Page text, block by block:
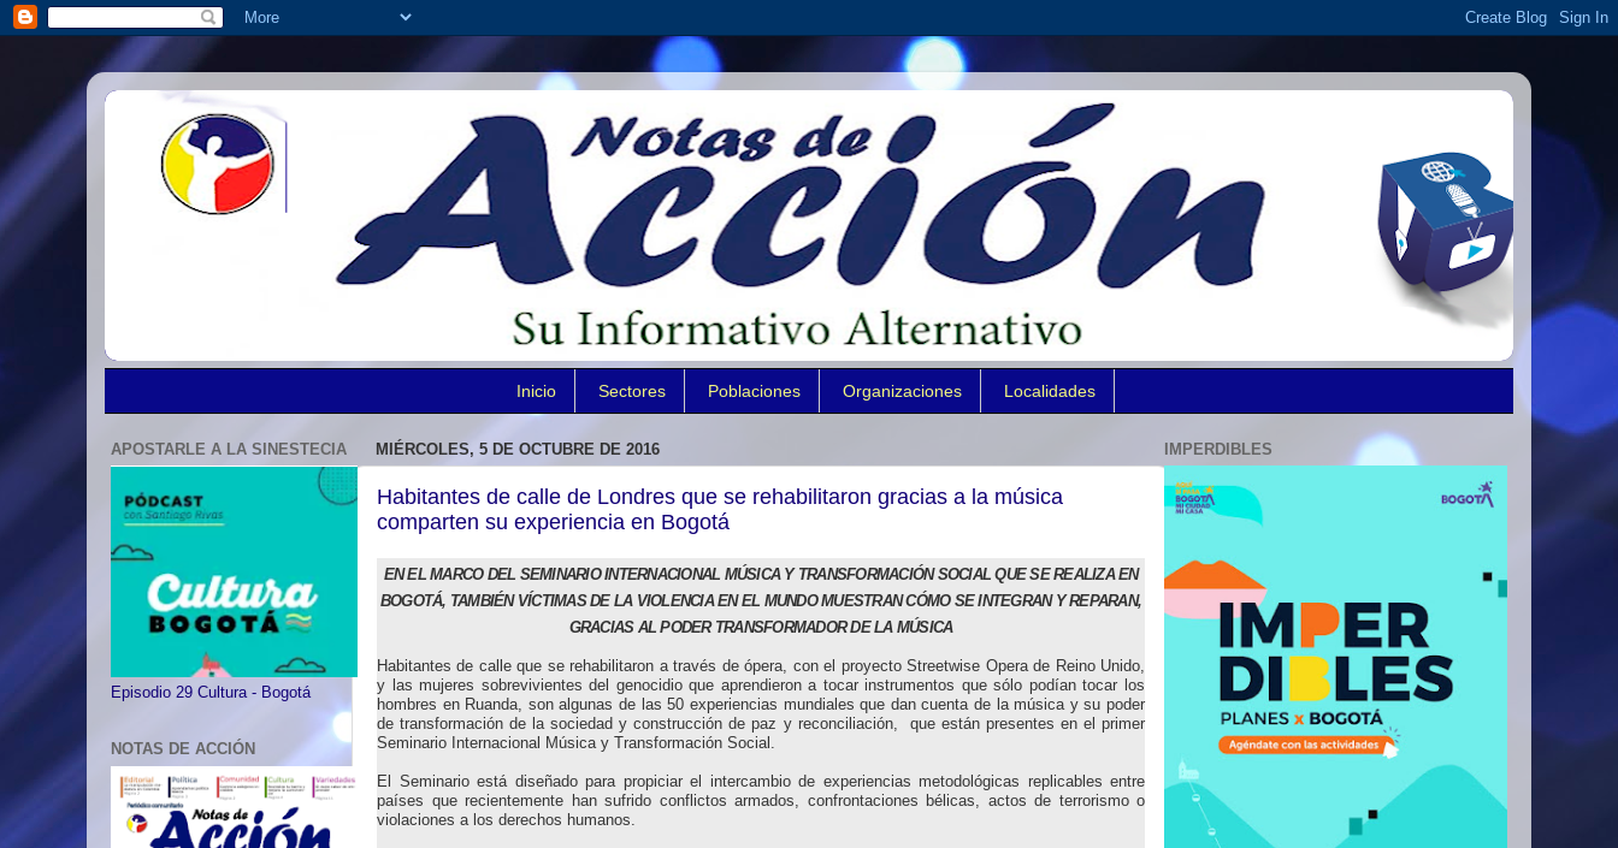
Inicio Sectores Poblaciones Organizaciones Localidades
MIÉRCOLES, 5 DE OCTUBRE DE 2016
Habitantes de calle de Londres que se rehabilitaron gracias a la música
comparten su experiencia en Bogotá
EN EL MARCO DEL SEMINARIO INTERNACIONAL MÚSICA Y TRANSFORMACIÓN SOCIAL QUE SE REALIZA EN
BOGOTÁ, TAMBIÉN VÍCTIMAS DE LA VIOLENCIA EN EL MUNDO MUESTRAN CÓMO SE INTEGRAN Y REPARAN,
GRACIAS AL PODER TRANSFORMADOR DE LA MÚSICA
Habitantes de calle que se rehabilitaron a través de ópera, con el proyecto Streetwise Opera de Reino Unido,
y las mujeres sobrevivientes del genocidio que aprendieron a tocar instrumentos que sólo podían tocar los
hombres en Ruanda, son algunas de las 50 experiencias mundiales que dan cuenta de la música y su poder
de transformación de la sociedad y construcción de paz y reconciliación, que están presentes en el primer
Seminario Internacional Música y Transformación Social.
El Seminario está diseñado para propiciar el intercambio de experiencias metodológicas replicables entre
países que recientemente han sufrido conflictos armados, confrontaciones bélicas, actos de terrorismo o
violaciones a los derechos humanos.
APOSTARLE A LA SINESTECIA
Episodio 29 Cultura - Bogotá
NOTAS DE ACCIÓN
IMPERDIBLES